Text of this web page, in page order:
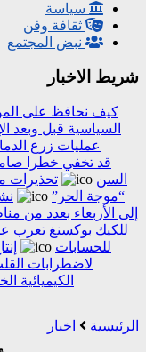
سياسة
ثقافة وفن
نبض المجتمع
شريط الاخبار
كيف نحافظ على
السياسية قبل وبعد
عمليات زرع
السن
تحذيرات
“موجة الحر”
إلى الأربعاء بعدد من
للكيك بوكسنغ تعرب
للحسابات
لاضطرابات
الكيميائية
الرئيسية اخبار